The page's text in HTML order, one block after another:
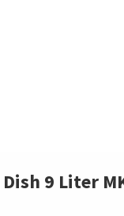
9 Liter